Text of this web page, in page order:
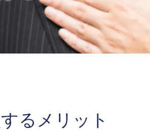
るメリット